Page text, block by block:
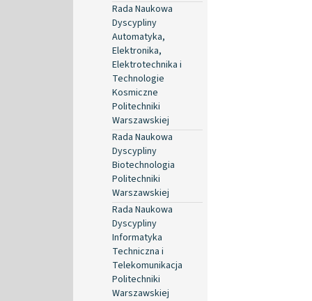
Rada Naukowa
Dyscypliny
Automatyka,
Elektronika,
Elektrotechnika i
Technologie
Kosmiczne
Politechniki
Warszawskiej
Rada Naukowa
Dyscypliny
Biotechnologia
Politechniki
Warszawskiej
Rada Naukowa
Dyscypliny
Informatyka
Techniczna i
Telekomunikacja
Politechniki
Warszawskiej